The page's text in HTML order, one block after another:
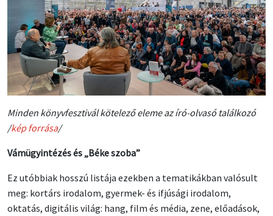
Minden könyvfesztivál kötelező eleme az író-olvasó találkozó
/kép forrása/
Vámügyintézés és „Béke szoba”
Ez utóbbiak hosszú listája ezekben a tematikákban valósult
meg: kortárs irodalom, gyermek- és ifjúsági irodalom,
oktatás, digitális világ: hang, film és média, zene, előadások,